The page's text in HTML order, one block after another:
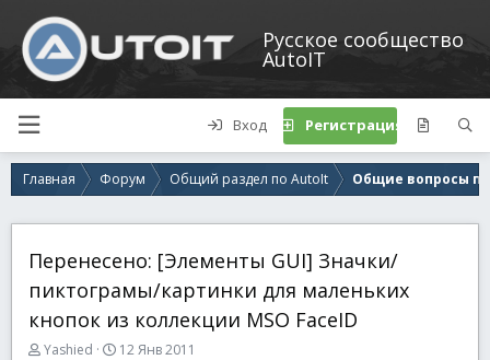
Русское сообщество
AutoIT
Вход Регистрация
Главная Форум Общий раздел по AutoIt Общие вопросы
Перенесено: [Элементы GUI] Значки/
пиктограмы/картинки для маленьких
кнопок из коллекции MSO FaceID
А
Yashied
Д12 Янв 2011